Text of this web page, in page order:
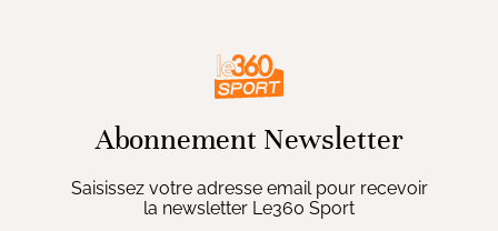
Abonnement Newsletter
Saisissez votre adresse email pour recevoir
la newsletter Le360 Sport